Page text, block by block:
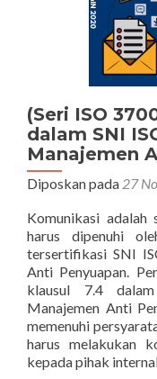
(Seri ISO
dalam SNI
Manajemen
Diposkan pada 27
Komunikasi adalah
harus dipenuhi
tersertifikasi SNI
Anti Penyuapan.
klausul 7.4
Manajemen Anti
memenuhi
harus melakukan
kepada pihak